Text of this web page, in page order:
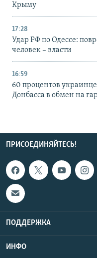
Крыму
17:28
Удар РФ по Одессе:
человек – власти
16:59
60 процентов
Донбасса в обмен на
ПРИСОЕДИНЯЙТЕСЬ!
ПОДДЕРЖКА
ИНФО